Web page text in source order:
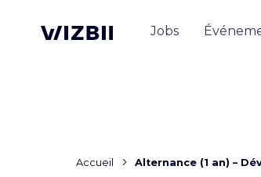
Jobs
Accueil Alternance (1 an) –